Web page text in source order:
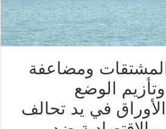
ومضاعفة
الوضع
الأوراق في يد تحالف